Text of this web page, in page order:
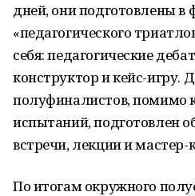
дней, они подготовлены в
«педагогического
себя: педагогические
конструктор и кейс-игру.
полуфиналистов, помимо
испытаний, подготовлен
встречи, лекции и мастер-
По итогам окружного